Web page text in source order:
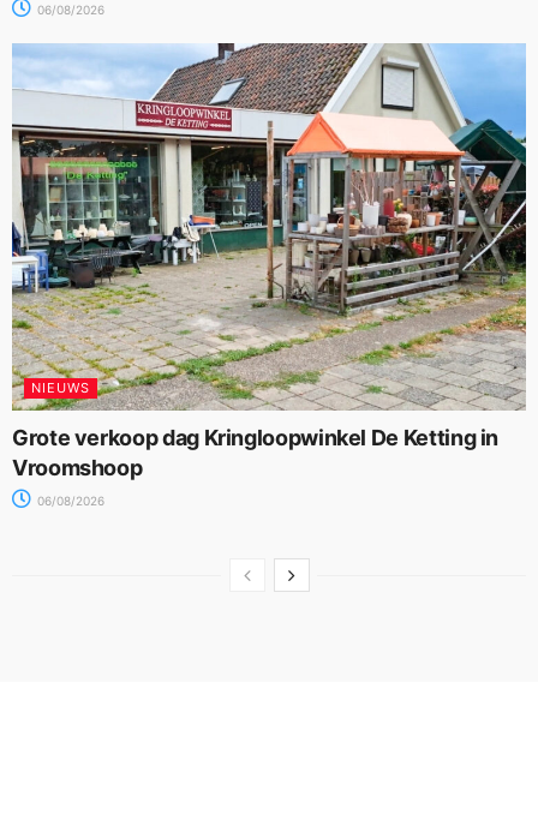
06/08/2026
NIEUWS
Grote verkoop dag Kringloopwinkel De Ketting in
Vroomshoop
06/08/2026